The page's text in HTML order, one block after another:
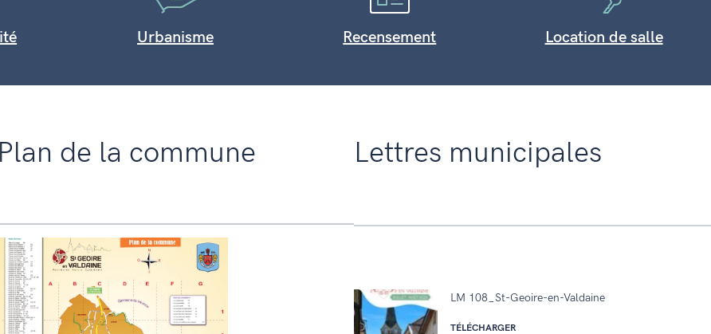
Urbanisme Recensement Location de salle
Plan de la commune Lettres municipales
LM 108_St-Geoire-en-Valdaine
TÉLÉCHARGER